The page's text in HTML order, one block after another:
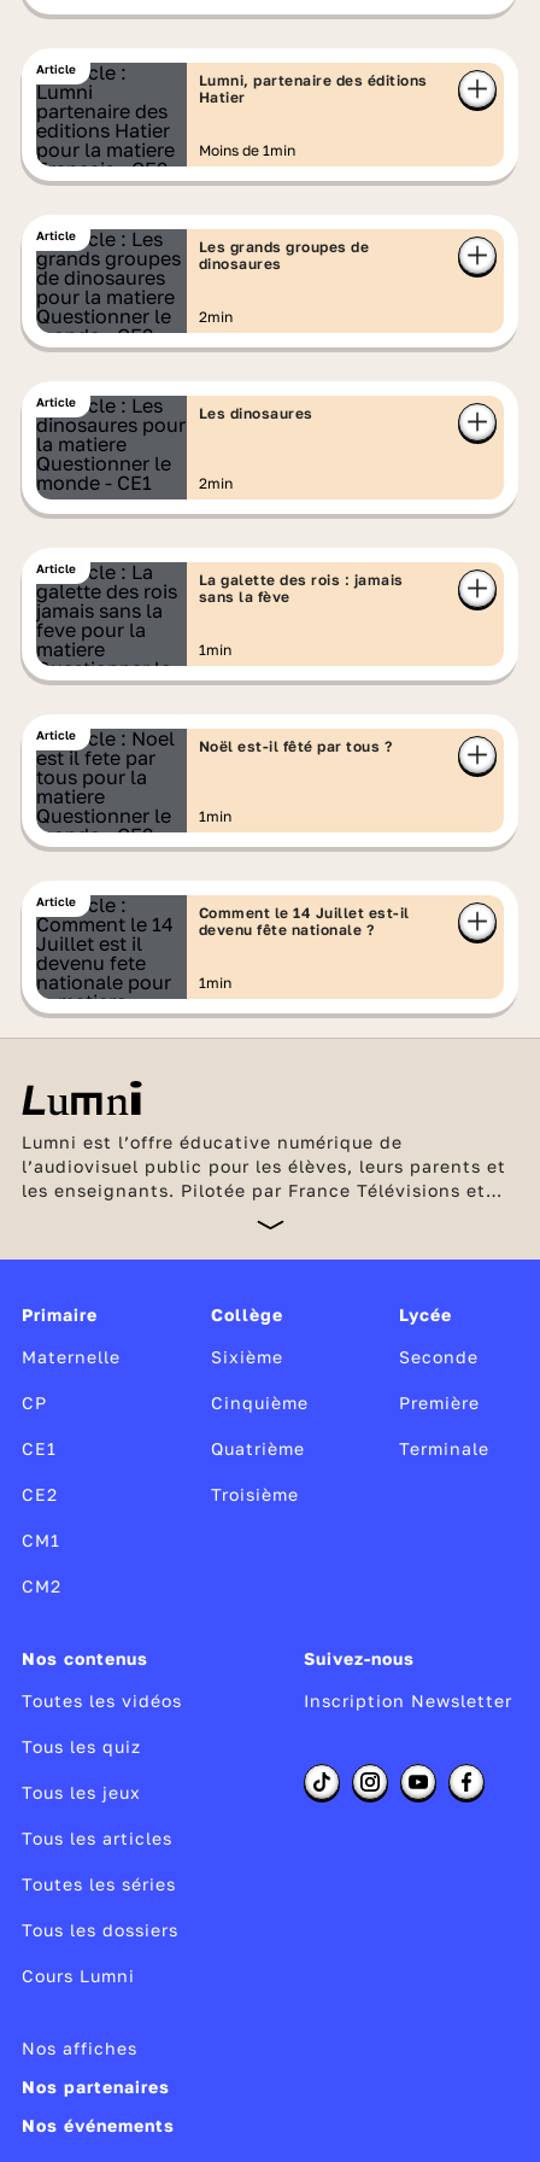
Article
Lumni, partenaire des éditions
Hatier
Moins de 1min
Article
Les grands groupes de
dinosaures
2min
Article
Les dinosaures
2min
Article
La galette des rois : jamais
sans la fève
1min
Article
Noël est-il fêté par tous ?
1min
Article
Comment le 14 Juillet est-il
devenu fête nationale ?
1min
Lumni est l’offre éducative numérique de
l’audiovisuel public pour les élèves, leurs parents et
les enseignants. Pilotée par France Télévisions et
unique, gratuite et sans publicité est soutenue par le
Canopé, le CLEMI, ainsi que par le ministère de la
Primaire
Maternelle
CP
CE1
CE2
CM1
CM2
Collège
Sixième
Cinquième
Quatrième
Troisième
Lycée
Seconde
Première
Terminale
Nos contenus
Toutes les vidéos
Tous les quiz
Tous les jeux
Tous les articles
Toutes les séries
Tous les dossiers
Cours Lumni
Suivez-nous
Inscription Newsletter
Nos affiches
Nos partenaires
Nos événements